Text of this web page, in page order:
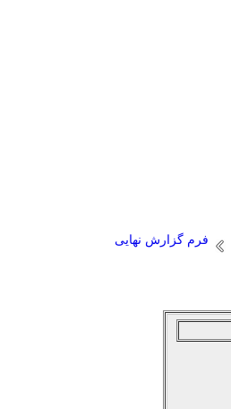
فرم گزارش نهایی